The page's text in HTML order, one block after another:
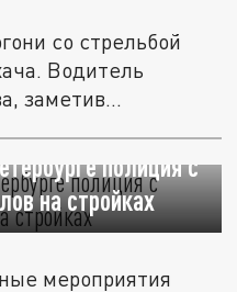
со стрельбой
Водитель
заметив...
полиция с
на стройках
мероприятия